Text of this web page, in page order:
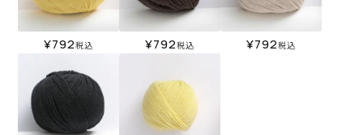
¥792税込 ¥792税込 ¥792税込